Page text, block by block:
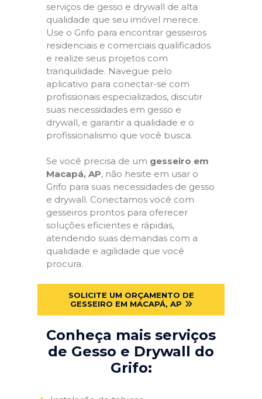
serviços de gesso e drywall de alta
qualidade que seu imóvel merece.
Use o Grifo para encontrar gesseiros
residenciais e comerciais qualificados
e realize seus projetos com
tranquilidade. Navegue pelo
aplicativo para conectar-se com
profissionais especializados, discutir
suas necessidades em gesso e
drywall, e garantir a qualidade e o
profissionalismo que você busca.
Se você precisa de um gesseiro em
Macapá, AP, não hesite em usar o
Grifo para suas necessidades de gesso
e drywall. Conectamos você com
gesseiros prontos para oferecer
soluções eficientes e rápidas,
atendendo suas demandas com a
qualidade e agilidade que você
procura.
SOLICITE UM ORÇAMENTO DE
GESSEIRO EM MACAPÁ, AP
Conheça mais serviços
de Gesso e Drywall do
Grifo: